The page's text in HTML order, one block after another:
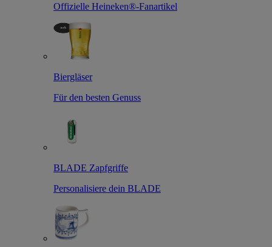
Offizielle Heineken®-Fanartikel
Biergläser
Für den besten Genuss
BLADE Zapfgriffe
Personalisiere dein BLADE